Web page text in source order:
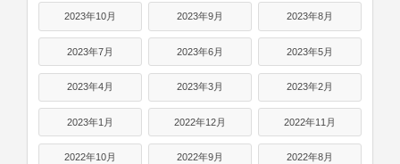
2023年10月 2023年9月 2023年8月
2023年7月 2023年6月 2023年5月
2023年4月 2023年3月 2023年2月
2023年1月 2022年12月 2022年11月
2022年10月 2022年9月 2022年8月